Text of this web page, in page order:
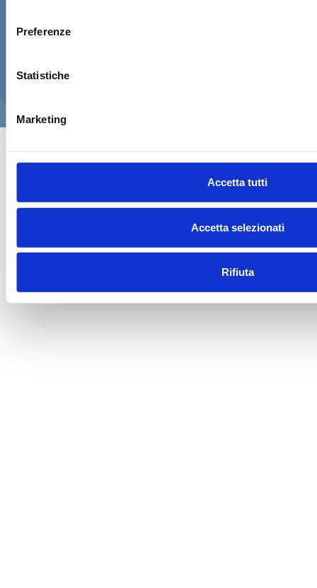
Preferenze
Statistiche
Marketing
Accetta tutti
Accetta selezionati
Rifiuta
pratico di sicurezza